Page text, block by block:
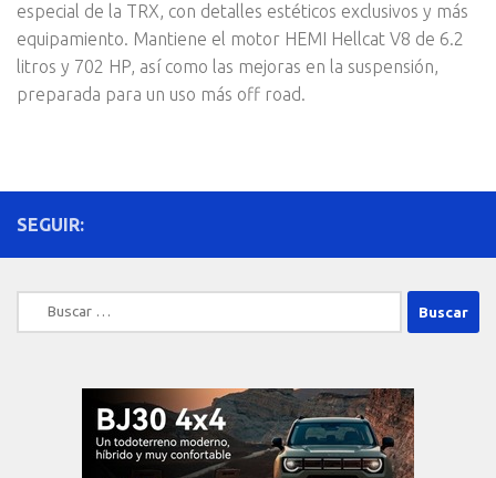
especial de la TRX, con detalles estéticos exclusivos y más
equipamiento. Mantiene el motor HEMI Hellcat V8 de 6.2
litros y 702 HP, así como las mejoras en la suspensión,
preparada para un uso más off road.
SEGUIR:
Buscar: